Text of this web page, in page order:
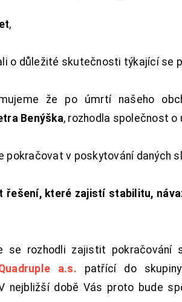
,
o důležité skutečnosti týkající se
že po úmrtí našeho
Benýška, rozhodla společnost
pokračovat v poskytování daných
řešení, které zajistí stabilitu,
se rozhodli zajistit pokračování
a.s. patřící do
nejbližší době Vás proto bude